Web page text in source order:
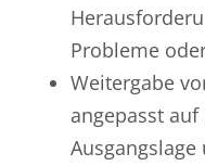
Probleme
Weitergabe
angepasst